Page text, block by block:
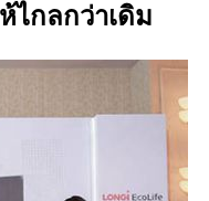
ไกลกว่าเดิม